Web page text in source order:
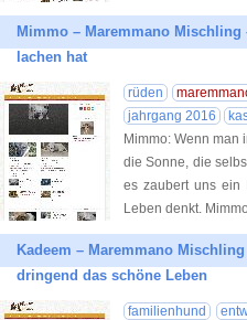
Mimmo – Maremmano
lachen hat
rüden
jahrgang 2016
Mimmo: Wenn man
die Sonne, die
es zaubert uns ein
Leben denkt.
Kadeem – Maremmano
dringend das schöne Leben
familienhund